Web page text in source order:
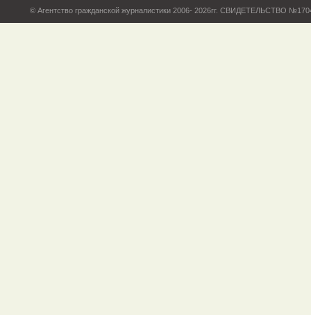
© Агентство гражданской журналистики 2006- 2026гг. СВИДЕТЕЛЬСТВО